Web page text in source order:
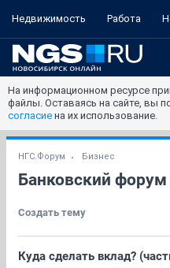
Недвижимость Работа
На информационном ресурсе
файлы. Оставаясь на сайте, вы
согласие на их использование.
НГС.Форум Бизнес
Банковский форум
Создать тему
Куда сделать вклад?